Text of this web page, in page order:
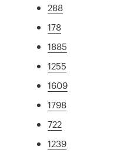
288
178
1885
1255
1609
1798
722
1239